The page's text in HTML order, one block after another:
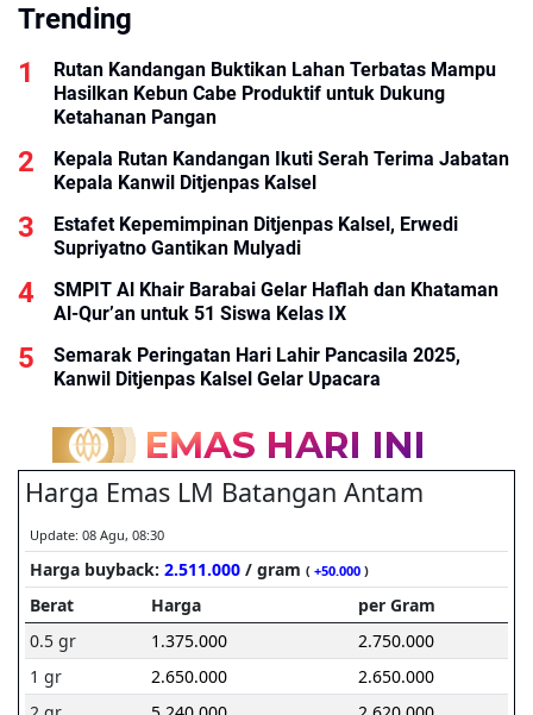
Trending
Rutan Kandangan Buktikan Lahan Terbatas Mampu
Hasilkan Kebun Cabe Produktif untuk Dukung
Ketahanan Pangan
Kepala Rutan Kandangan Ikuti Serah Terima Jabatan
Kepala Kanwil Ditjenpas Kalsel
Estafet Kepemimpinan Ditjenpas Kalsel, Erwedi
Supriyatno Gantikan Mulyadi
SMPIT Al Khair Barabai Gelar Haflah dan Khataman
Al-Qur’an untuk 51 Siswa Kelas IX
Semarak Peringatan Hari Lahir Pancasila 2025,
Kanwil Ditjenpas Kalsel Gelar Upacara